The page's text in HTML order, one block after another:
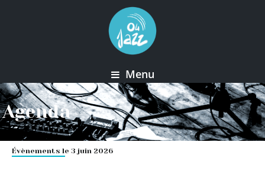
Menu
Agenda
Évènements le 3 juin 2026